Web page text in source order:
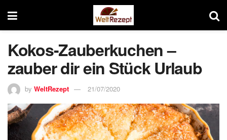
Kokos-Zauberkuchen –
zauber dir ein Stück Urlaub
by WeltRezept 21/07/2020